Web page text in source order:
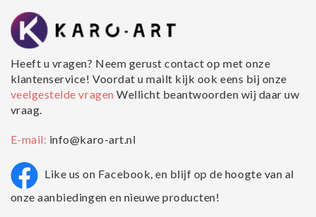
Heeft u vragen? Neem gerust contact op met onze
klantenservice! Voordat u mailt kijk ook eens bij onze
veelgestelde vragenWellicht beantwoorden wij daar uw
vraag.
E-mail: info@karo-art.nl
Like us on Facebook, en blijf op de hoogte van al
onze aanbiedingen en nieuwe producten!